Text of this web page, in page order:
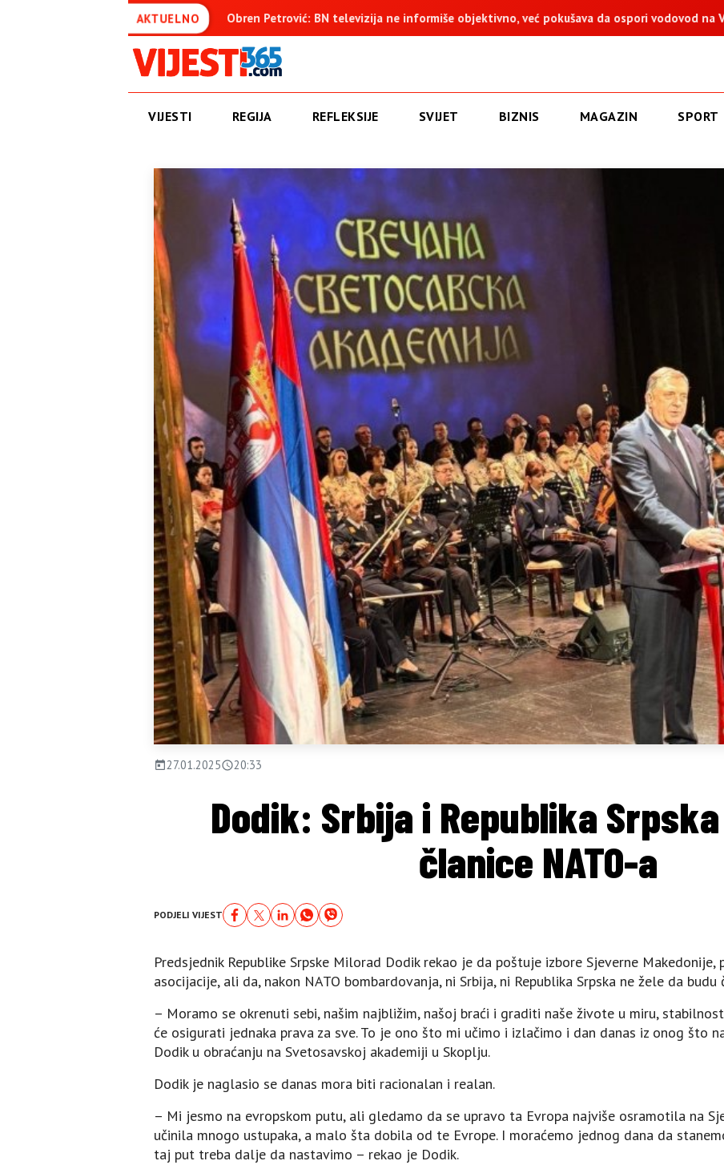
AKTUELNO
Obren Petrović: BN televizija ne informiše objektivno, već pokušava da ospori vodovod na Vučijaku Dodik:
VIJESTI REGIJA REFLEKSIJE SVIJET BIZNIS MAGAZIN SPORT
27.01.2025 20:33
Dodik: Srbija i Republika
članice NATO-a
PODJELI VIJEST
Predsjednik Republike Srpske Milorad Dodik rekao je da poštuje izbore Sjeverne
asocijacije, ali da, nakon NATO bombardovanja, ni Srbija, ni Republika Srpska ne žele da
– Moramo se okrenuti sebi, našim najbližim, našoj braći i graditi naše živote u miru,
će osigurati jednaka prava za sve. To je ono što mi učimo i izlačimo i dan danas iz onog što
Dodik u obraćanju na Svetosavskoj akademiji u Skoplju.
Dodik je naglasio se danas mora biti racionalan i realan.
– Mi jesmo na evropskom putu, ali gledamo da se upravo ta Evropa najviše osramotila na
učinila mnogo ustupaka, a malo šta dobila od te Evrope. I moraćemo jednog dana da
taj put treba dalje da nastavimo – rekao je Dodik.